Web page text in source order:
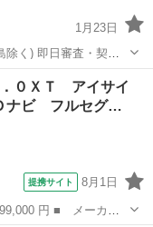
1月23日
く) 即日審査・契約
０ＸＴ アイサイ
ナビ フルセグ…
提携サイト 8月1日